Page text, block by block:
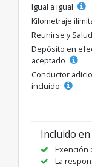
Igual a igual
Kilometraje
Reunirse y
Depósito en
aceptado
Conductor
incluido
Incluido
Exención
La